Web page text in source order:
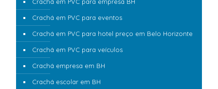
Crachá em PVC para eventos
Crachá em PVC para hotel preço em Belo Horizonte
Crachá em PVC para veículos
Crachá empresa em BH
Crachá escolar em BH